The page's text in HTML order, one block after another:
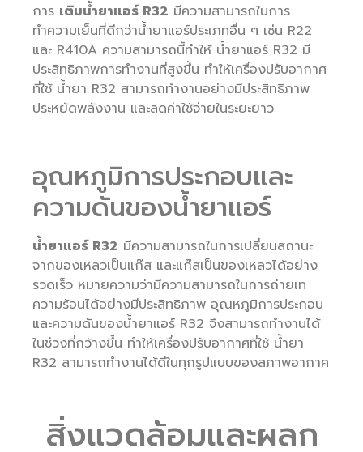
การ เติมน้ำยาแอร์ R32 มีความสามารถในการ
ทำความเย็นที่ดีกว่าน้ำยาแอร์ประเภทอื่น ๆ เช่น R22
และ R410A ความสามารถนี้ทำให้ น้ำยาแอร์ R32 มี
ประสิทธิภาพการทำงานที่สูงขึ้น ทำให้เครื่องปรับอากาศ
ที่ใช้ น้ำยา R32 สามารถทำงานอย่างมีประสิทธิภาพ
ประหยัดพลังงาน และลดค่าใช้จ่ายในระยะยาว
อุณหภูมิการประกอบและ
ความดันของน้ำยาแอร์
น้ำยาแอร์ R32 มีความสามารถในการเปลี่ยนสถานะ
จากของเหลวเป็นแก๊ส และแก๊สเป็นของเหลวได้อย่าง
รวดเร็ว หมายความว่ามีความสามารถในการถ่ายเท
ความร้อนได้อย่างมีประสิทธิภาพ อุณหภูมิการประกอบ
และความดันของน้ำยาแอร์ R32 จึงสามารถทำงานได้
ในช่วงที่กว้างขึ้น ทำให้เครื่องปรับอากาศที่ใช้ น้ำยา
R32 สามารถทำงานได้ดีในทุกรูปแบบของสภาพอากาศ
สิ่งแวดล้อมและผลก